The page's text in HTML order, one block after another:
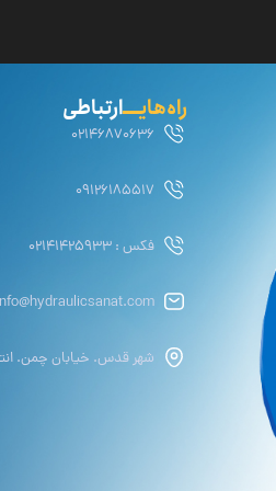
راه‌هایــــارتباطی
02146870636
09126185517
فکس : 02141425933
شهر قدس. خیابان چمن.